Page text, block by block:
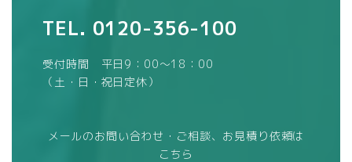
TEL. 0120-356-100
受付時間 平日9：00～18：00
（土・日・祝日定休）
メールのお問い合わせ・ご相談、お見積り依頼は
こちら